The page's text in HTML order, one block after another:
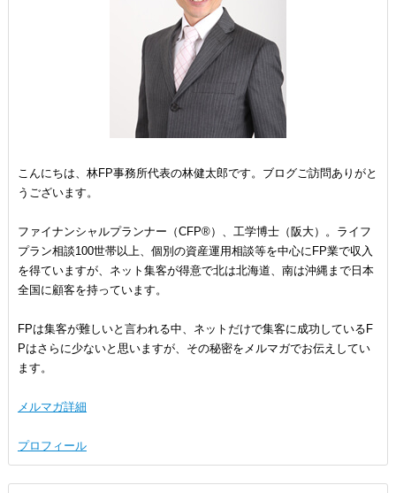
こんにちは、林FP事務所代表の林健太郎です。ブログご訪問ありがと
うございます。
ファイナンシャルプランナー（CFP®）、工学博士（阪大）。ライフ
プラン相談100世帯以上、個別の資産運用相談等を中心にFP業で収入
を得ていますが、ネット集客が得意で北は北海道、南は沖縄まで日本
全国に顧客を持っています。
FPは集客が難しいと言われる中、ネットだけで集客に成功しているF
Pはさらに少ないと思いますが、その秘密をメルマガでお伝えしてい
ます。
メルマガ詳細
プロフィール